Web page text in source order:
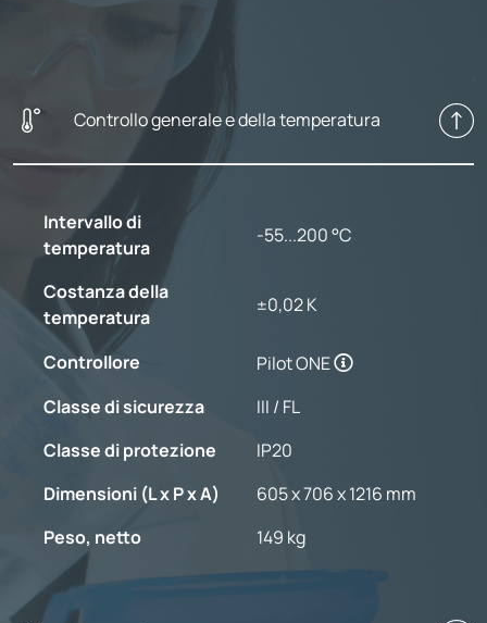
Controllo generale e della temperatura
Intervallo di
temperatura
-55...200 °C
Costanza della
temperatura
±0,02 K
Controllore
Pilot ONE
Classe di sicurezza
III / FL
Classe di protezione
IP20
Dimensioni (L x P x A)
605 x 706 x 1216 mm
Peso, netto
149 kg